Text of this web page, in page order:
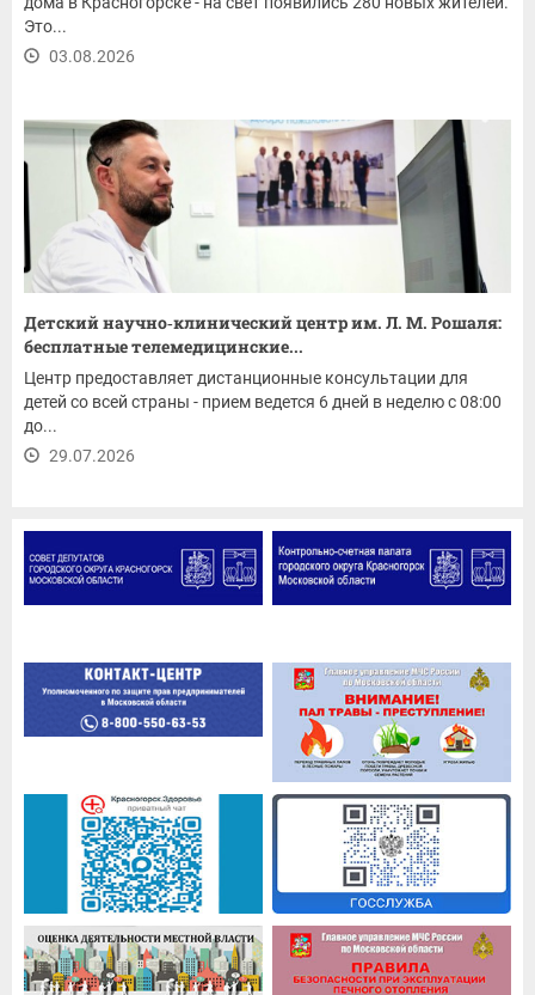
Это...
03.08.2026
Детский научно‑клинический центр им. Л. М. Рошаля:
бесплатные телемедицинские...
Центр предоставляет дистанционные консультации для
детей со всей страны - прием ведется 6 дней в неделю с 08:00
до...
29.07.2026